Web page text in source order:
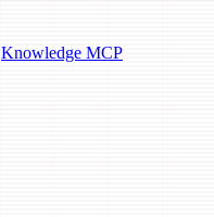
Knowledge MCP